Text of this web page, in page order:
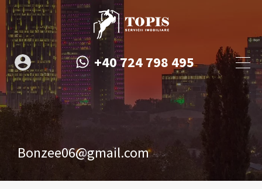
+40 724 798 495
Bonzee06@gmail.com